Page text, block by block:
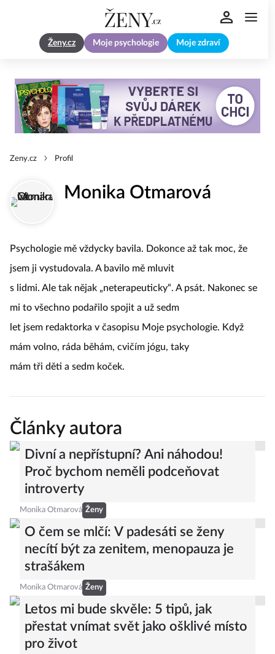
Ženy.cz Moje psychologie Moje zdraví
Zeny.cz Profil
Monika Otmarová
Psychologie mě vždycky bavila. Dokonce až tak moc, že
jsem ji vystudovala. A bavilo mě mluvit
s lidmi. Ale tak nějak „neterapeuticky“. A psát. Nakonec se
mi to všechno podařilo spojit a už sedm
let jsem redaktorka v časopisu Moje psychologie. Když
mám volno, ráda běhám, cvičím jógu, taky
mám tři děti a sedm koček.
Články autora
Divní a nepřístupní? Ani náhodou!
Proč bychom neměli podceňovat
introverty
Monika Otmarová Ženy
O čem se mlčí: V padesáti se ženy
necítí být za zenitem, menopauza je
strašákem
Monika Otmarová Ženy
Letos mi bude skvěle: 5 tipů, jak
přestat vnímat svět jako ošklivé místo
pro život